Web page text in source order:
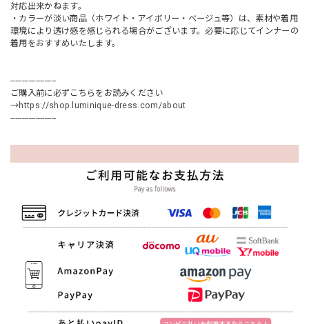
対応出来かねます。
・カラーが淡い商品（ホワイト・アイボリー・ベージュ等）は、素材や着用
環境により透け感を感じられる場合がございます。必要に応じてインナーの
着用をおすすめいたします。
--------------------
ご購入前に必ずこちらをお読みください
→https://shop.luminique-dress.com/about
--------------------